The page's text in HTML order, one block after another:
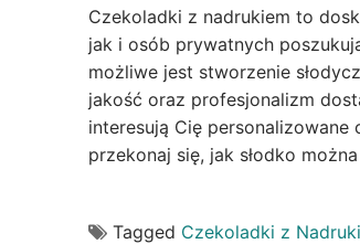
Czekoladki z nadrukiem to
jak i osób prywatnych
możliwe jest stworzenie
jakość oraz profesjonalizm
interesują Cię
przekonaj się, jak słodko
Tagged Czekoladki z